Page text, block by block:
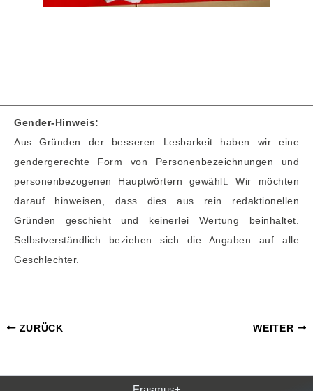
Gender-Hinweis:
Aus Gründen der besseren Lesbarkeit haben wir eine
gendergerechte Form von Personenbezeichnungen und
personenbezogenen Hauptwörtern gewählt. Wir möchten
darauf hinweisen, dass dies aus rein redaktionellen
Gründen geschieht und keinerlei Wertung beinhaltet.
Selbstverständlich beziehen sich die Angaben auf alle
Geschlechter.
ZURÜCK WEITER